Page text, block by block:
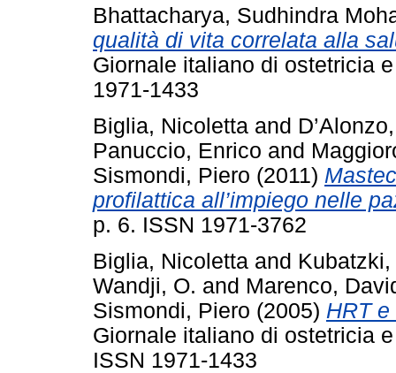
Bhattacharya, Sudhindra
qualità di vita correlata alla
Giornale italiano di ostetricia
1971-1433
Biglia, Nicoletta and
Panuccio, Enrico and
Sismondi, Piero (2011)
profilattica all’impiego nelle
p. 6. ISSN 1971-3762
Biglia, Nicoletta and
Wandji, O. and Marenco,
Sismondi, Piero (2005) HRT
Giornale italiano di ostetricia
ISSN 1971-1433